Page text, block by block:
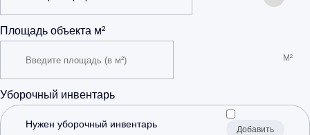
Площадь объекта м²
Уборочный инвентарь
Нужен уборочный инвентарь Добавить